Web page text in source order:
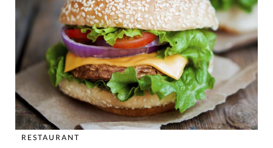
RESTAURANT